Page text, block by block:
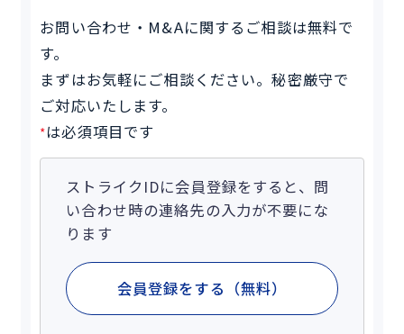
お問い合わせ・M&Aに関するご相談は無料で
す。
まずはお気軽にご相談ください。秘密厳守で
ご対応いたします。
*は必須項目です
ストライクIDに会員登録をすると、問
い合わせ時の連絡先の入力が不要にな
ります
会員登録をする（無料）